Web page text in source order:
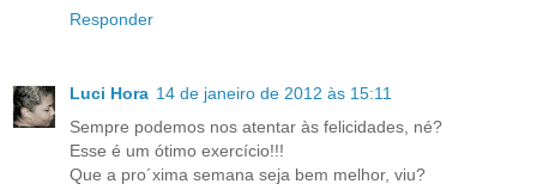
Responder
Luci Hora 14 de janeiro de 2012 às 15:11
Sempre podemos nos atentar às felicidades, né?
Esse é um ótimo exercício!!!
Que a pro´xima semana seja bem melhor, viu?